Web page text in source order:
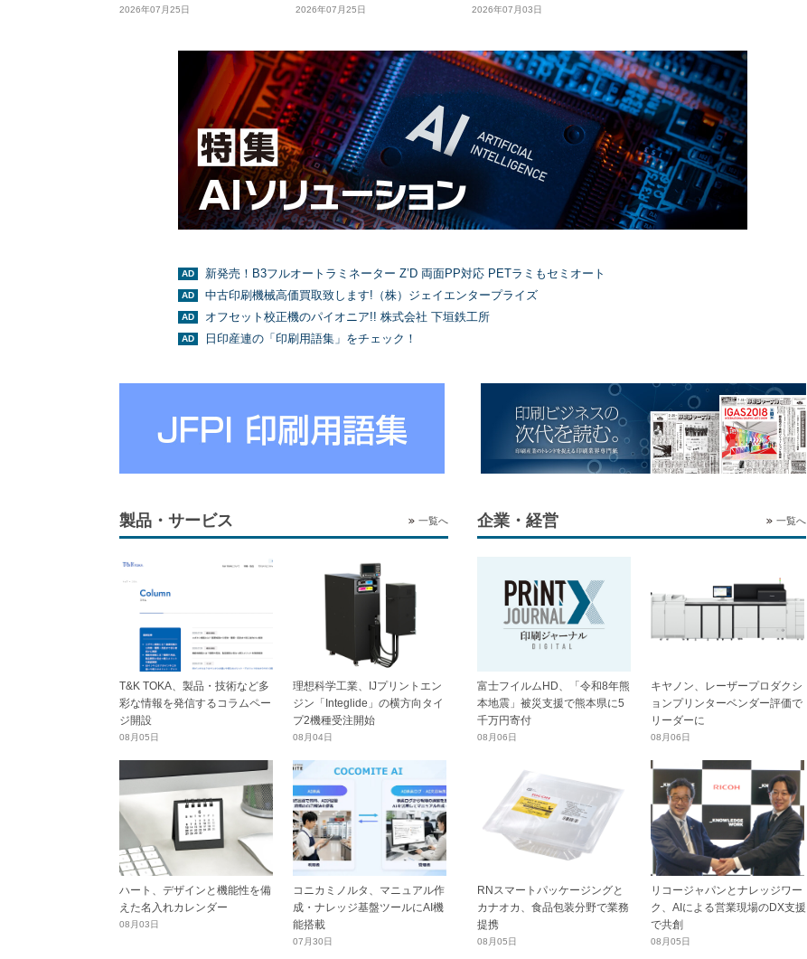
2026年07月25日 2026年07月25日 2026年07月03日
新発売！B3フルオートラミネーター Z’D 両面PP対応 PETラミもセミオート
中古印刷機械高価買取致します!（株）ジェイエンタープライズ
オフセット校正機のパイオニア!! 株式会社 下垣鉄工所
日印産連の「印刷用語集」をチェック！
製品・サービス 一覧へ
T&K TOKA、製品・技術など多
彩な情報を発信するコラムペー
ジ開設
08月05日
理想科学工業、IJプリントエン
ジン「Integlide」の横方向タイ
プ2機種受注開始
08月04日
ハート、デザインと機能性を備
えた名入れカレンダー
08月03日
コニカミノルタ、マニュアル作
成・ナレッジ基盤ツールにAI機
能搭載
07月30日
企業・経営 一覧へ
富士フイルムHD、「令和8年熊
本地震」被災支援で熊本県に5
千万円寄付
08月06日
キヤノン、レーザープロダクシ
ョンプリンターベンダー評価で
リーダーに
08月06日
RNスマートパッケージングと
カナオカ、食品包装分野で業務
提携
08月05日
リコージャパンとナレッジワー
ク、AIによる営業現場のDX支援
で共創
08月05日